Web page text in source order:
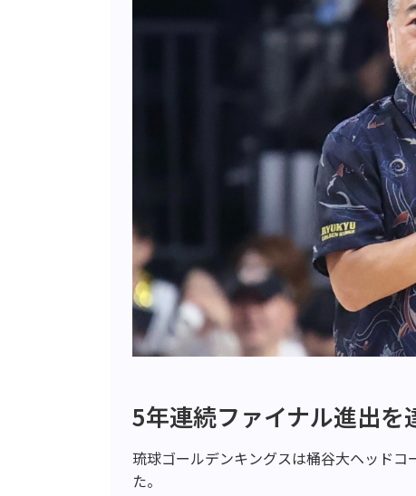
5年連続ファイナル進出を
琉球ゴールデンキングスは桶谷大ヘッド
た。